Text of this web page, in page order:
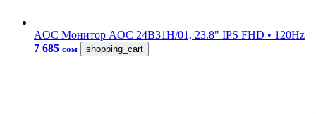
AOC Монитор AOC 24B31H/01, 23.8" IPS FHD • 120Hz
7 685 сом shopping_cart